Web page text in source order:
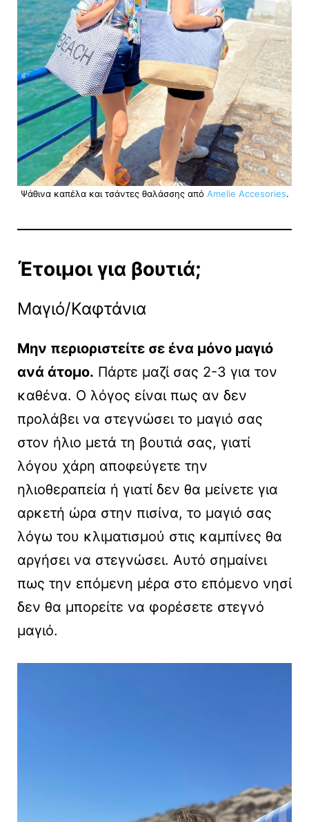
Ψάθινα καπέλα και τσάντες θαλάσσης από Amelie Accesories.
Έτοιμοι για βουτιά;
Μαγιό/Καφτάνια
Μην περιοριστείτε σε ένα μόνο μαγιό
ανά άτομο. Πάρτε μαζί σας 2-3 για τον
καθένα. Ο λόγος είναι πως αν δεν
προλάβει να στεγνώσει το μαγιό σας
στον ήλιο μετά τη βουτιά σας, γιατί
λόγου χάρη αποφεύγετε την
ηλιοθεραπεία ή γιατί δεν θα μείνετε για
αρκετή ώρα στην πισίνα, το μαγιό σας
λόγω του κλιματισμού στις καμπίνες θα
αργήσει να στεγνώσει. Αυτό σημαίνει
πως την επόμενη μέρα στο επόμενο νησί
δεν θα μπορείτε να φορέσετε στεγνό
μαγιό.